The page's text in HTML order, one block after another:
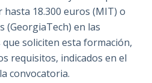
hasta 18.300 euros (MIT) o
(GeorgiaTech) en las
que soliciten esta formación,
requisitos, indicados en el
convocatoria.